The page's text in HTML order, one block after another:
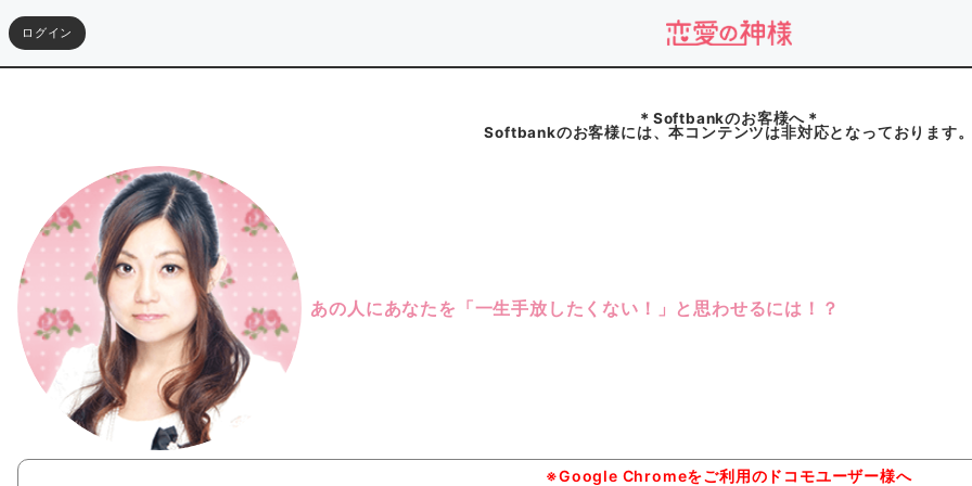
ログイン
＊Softbankのお客様へ＊
Softbankのお客様には、本コンテンツは非対応となっております。
あの人にあなたを「一生手放したくない！」と思わせるには！？
※Google Chromeをご利用のドコモユーザー様へ